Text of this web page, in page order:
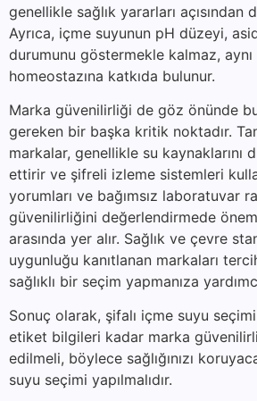
genellikle sağlık yararları açısından
Ayrıca, içme suyunun pH düzeyi,
durumunu göstermekle kalmaz,
homeostazına katkıda bulunur.
Marka güvenilirliği de göz önünde
gereken bir başka kritik noktadır.
markalar, genellikle su kaynaklarını
ettirir ve şifreli izleme sistemleri
yorumları ve bağımsız laboratuvar
güvenilirliğini değerlendirmede
arasında yer alır. Sağlık ve çevre
uygunluğu kanıtlanan markaları
sağlıklı bir seçim yapmanıza
Sonuç olarak, şifalı içme suyu
etiket bilgileri kadar marka
edilmeli, böylece sağlığınızı
suyu seçimi yapılmalıdır.